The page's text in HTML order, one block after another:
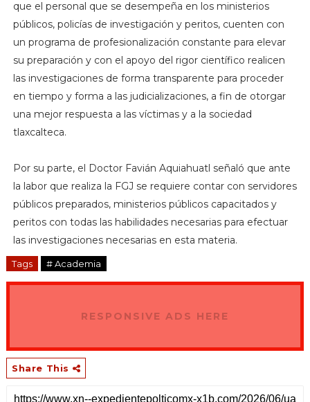
que el personal que se desempeña en los ministerios
públicos, policías de investigación y peritos, cuenten con
un programa de profesionalización constante para elevar
su preparación y con el apoyo del rigor científico realicen
las investigaciones de forma transparente para proceder
en tiempo y forma a las judicializaciones, a fin de otorgar
una mejor respuesta a las víctimas y a la sociedad
tlaxcalteca.
Por su parte, el Doctor Favián Aquiahuatl señaló que ante
la labor que realiza la FGJ se requiere contar con servidores
públicos preparados, ministerios públicos capacitados y
peritos con todas las habilidades necesarias para efectuar
las investigaciones necesarias en esta materia.
Tags # Academia
RESPONSIVE ADS HERE
Share This